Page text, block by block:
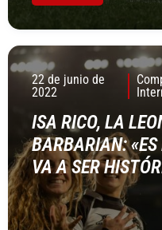
22 de junio de
2022
ISA RICO, LA
BARBARIAN:
VA A SER